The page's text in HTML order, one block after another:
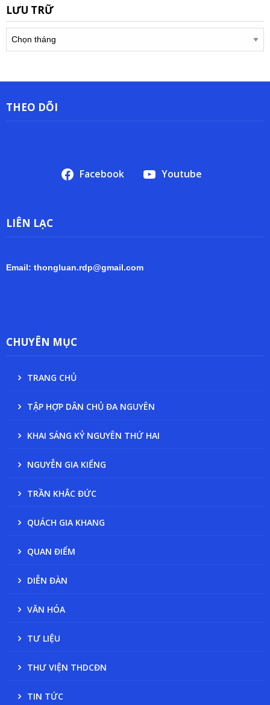
LƯU TRỮ
trữ
THEO DÕI
Facebook Youtube
LIÊN LẠC
Email: thongluan.rdp@gmail.com
CHUYÊN MỤC
TRANG CHỦ
TẬP HỢP DÂN CHỦ ĐA NGUYÊN
KHAI SÁNG KỶ NGUYÊN THỨ HAI
NGUYỄN GIA KIỂNG
TRẦN KHẮC ĐỨC
QUÁCH GIA KHANG
QUAN ĐIỂM
DIỄN ĐÀN
VĂN HÓA
TƯ LIỆU
THƯ VIỆN THDCĐN
TIN TỨC